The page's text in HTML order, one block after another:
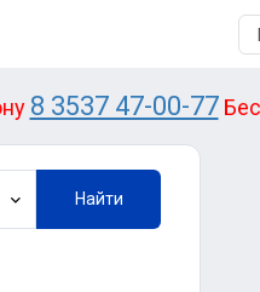
8 3537 47-00-77
Найти